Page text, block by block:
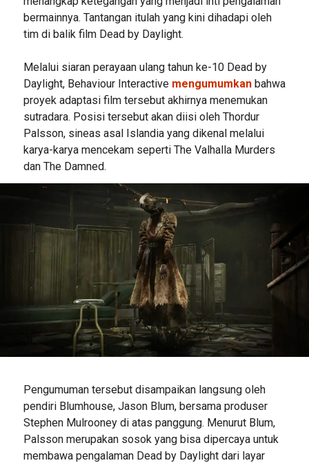
bermainnya. Tantangan itulah yang kini dihadapi oleh
tim di balik film Dead by Daylight.
Melalui siaran perayaan ulang tahun ke-10 Dead by
Daylight, Behaviour Interactive mengumumkan bahwa
proyek adaptasi film tersebut akhirnya menemukan
sutradara. Posisi tersebut akan diisi oleh Thordur
Palsson, sineas asal Islandia yang dikenal melalui
karya-karya mencekam seperti The Valhalla Murders
dan The Damned.
Pengumuman tersebut disampaikan langsung oleh
pendiri Blumhouse, Jason Blum, bersama produser
Stephen Mulrooney di atas panggung. Menurut Blum,
Palsson merupakan sosok yang bisa dipercaya untuk
membawa pengalaman Dead by Daylight dari layar